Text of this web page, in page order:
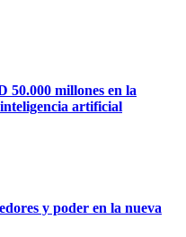
50.000 millones en la
artificial
y poder en la nueva